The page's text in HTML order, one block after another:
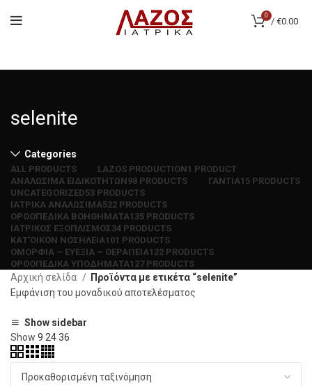
0
/ €0.00
selenite
Categories
ALL PRODUCTS LAZOS PRODUCTION1 PRODUCT
ΑΝΑΛΩΣΙΜΑ ΕΙΔΙΚΟΤΗΤΩΝ98 PRODUCTS ΓΑΝΤΙΑ15 PRODUCTS
UNCATEGORIZED53 PRODUCTS
ΙΑΤΡΙΚΑ ΑΝΑΛΩΣΙΜΑ522 PRODUCTS
ΟΡΘΟΠΕΔΙΚΑ ΒΟΗΘΗΜΑΤΑ135 PRODUCTS
ΙΑΤΡΙΚΟΣ ΕΞΟΠΛΙΣΜΟΣ34 PRODUCTS
ΚΑΤ'ΟΙΚΟΝ ΝΟΣΗΛΕΙΑ101 PRODUCTS
ΟΜΟΡΦΙΑ – ΕΥΕΞΙΑ – ΘΕΡΑΠΕΙΑ122 PRODUCTS
ΟΡΘΟΠΕΔΙΚΑ ΥΠΟΔΗΜΑΤΑ127 PRODUCTS
Αρχική σελίδα
Προϊόντα με ετικέτα “selenite”
Εμφάνιση του μοναδικού αποτελέσματος
Show sidebar
Show 9 2436